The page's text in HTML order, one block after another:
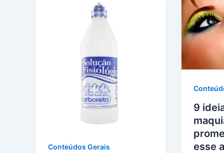
Conteúdos Gerais
9
esse